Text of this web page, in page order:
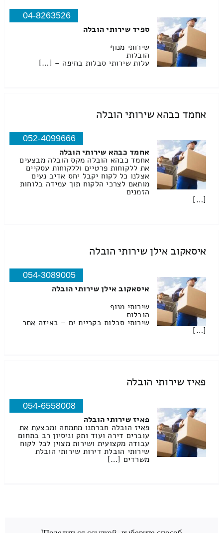
04-8263526
ספיד שירותי הובלה
שירותי מנוף
הובלות
עלות שירותי סבלות בחיפה – […]
אחמד כבהא שירותי הובלה
052-4099666
אחמד כבהא שירותי הובלה
אחמד כבהא הובלה מקס הובלה מבצעים
את ללקוחות פרטיים וללקוחות עסקיים
אצלנו כל לקוח יקבל יחס אדיב נעים
מותאם לצרכי הלקוח תוך עמידה בלוחות
הזמנים
[…]
איסאקוב אילן שירותי הובלה
054-3089005
איסאקוב אילן שירותי הובלה
שירותי מנוף
הובלות
שירותי סבלות בקריית ים – באיזה אתר
[…]
פאיז שירותי הובלה
054-6558008
פאיז שירותי הובלה
פאיז הובלה חברתנו מתמחה ומבצעת את
עוברים דירה ועוד ותק וניסיון רב בתחום
עבודה מקצועית ושירות מצוין לכל לקוח
שירותי הובלת דירות שירותי הובלת
משרדים […]